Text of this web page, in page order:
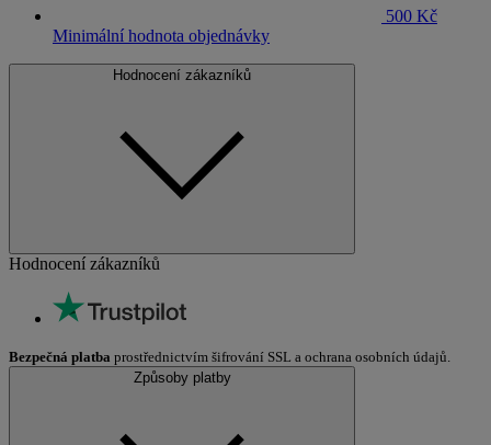
500 Kč
Minimální hodnota objednávky
Hodnocení zákazníků
Hodnocení zákazníků
Bezpečná platba prostřednictvím šifrování SSL a ochrana osobních údajů.
Způsoby platby